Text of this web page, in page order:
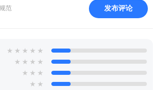
范 发布评论
★ ★ ★ ★ ★
★ ★ ★ ★
★ ★ ★
★ ★